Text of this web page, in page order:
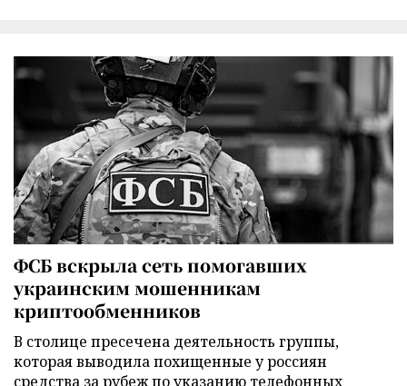
ФСБ вскрыла сеть помогавших
украинским мошенникам
криптообменников
В столице пресечена деятельность группы,
которая выводила похищенные у россиян
средства за рубеж по указанию телефонных